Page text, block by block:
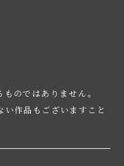
のではありません。
作品もございますこと